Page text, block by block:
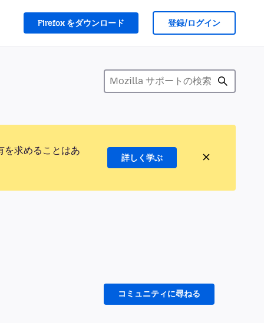
Firefox をダウンロード 登録/ログイン
を求めることはあ
詳しく学ぶ
コミュニティに尋ねる